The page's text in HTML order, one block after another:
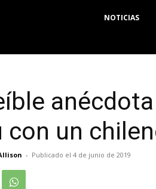
NOTICIAS
con un
- Publicado el 4 de junio de 2019